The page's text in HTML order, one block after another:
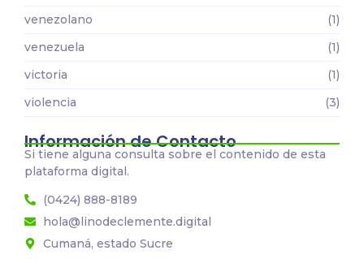
venezolano
(1)
venezuela
(1)
victoria
(1)
violencia
(3)
Información de Contacto
Si tiene alguna consulta sobre el contenido de esta
plataforma digital.
(0424) 888-8189
hola@linodeclemente.digital
Cumaná, estado Sucre